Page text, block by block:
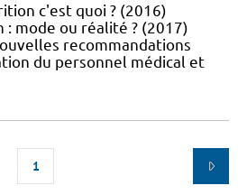
c'est quoi ? (2016)
mode ou réalité ? (2017)
recommandations
du personnel médical et
1